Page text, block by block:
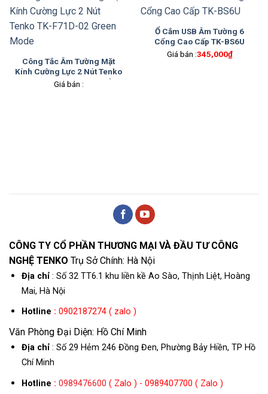
Công Tắc Âm Tường Mặt
Kính Cường Lực 2 Nút Tenko
TK-F71D-02 Green Mode
Giá bán :
Ổ Cắm USB Âm Tường 6
Cổng Cao Cấp TK-BS6U
Giá bán :345,000₫
CÔNG TY CỔ PHẦN THƯƠNG MẠI VÀ ĐẦU TƯ CÔNG
NGHỆ TENKO Trụ Sở Chính: Hà Nội
Địa chỉ: Số 32 TT6.1 khu liền kề Ao Sào, Thịnh Liệt, Hoàng
Mai, Hà Nội
Hotline : 0902187274 ( zalo )
Văn Phòng Đại Diện: Hồ Chí Minh
Địa chỉ: Số 29 Hẻm 246 Đồng Đen, Phường Bảy Hiền, TP Hồ
Chí Minh
Hotline : 0989476600 ( Zalo ) - 0989407700 ( Zalo )